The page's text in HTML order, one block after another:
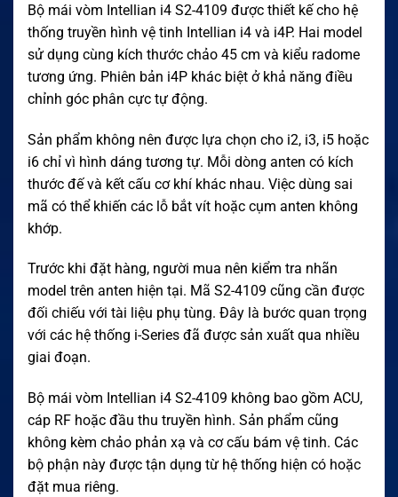
Bộ mái vòm Intellian i4 S2-4109 được thiết kế cho hệ
thống truyền hình vệ tinh Intellian i4 và i4P. Hai model
sử dụng cùng kích thước chảo 45 cm và kiểu radome
tương ứng. Phiên bản i4P khác biệt ở khả năng điều
chỉnh góc phân cực tự động.
Sản phẩm không nên được lựa chọn cho i2, i3, i5 hoặc
i6 chỉ vì hình dáng tương tự. Mỗi dòng anten có kích
thước đế và kết cấu cơ khí khác nhau. Việc dùng sai
mã có thể khiến các lỗ bắt vít hoặc cụm anten không
khớp.
Trước khi đặt hàng, người mua nên kiểm tra nhãn
model trên anten hiện tại. Mã S2-4109 cũng cần được
đối chiếu với tài liệu phụ tùng. Đây là bước quan trọng
với các hệ thống i-Series đã được sản xuất qua nhiều
giai đoạn.
Bộ mái vòm Intellian i4 S2-4109 không bao gồm ACU,
cáp RF hoặc đầu thu truyền hình. Sản phẩm cũng
không kèm chảo phản xạ và cơ cấu bám vệ tinh. Các
bộ phận này được tận dụng từ hệ thống hiện có hoặc
đặt mua riêng.